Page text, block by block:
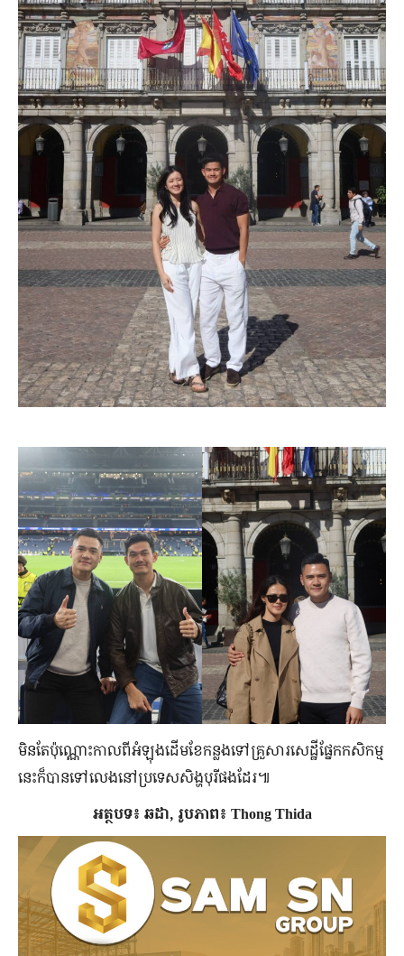
មិន​តែ​ប៉ុណ្ណោះ​កាលពី​អំឡុង​ដើម​ខែ​កន្លង​ទៅ​គ្រួសារ​សេដ្ឋី​ផ្នែក​កសិកម្ម​
នេះ​ក៏​បាន​ទៅលេង​នៅ​ប្រទេស​សិង្ហបុរី​ផង​ដែរ៕
អត្ថបទ៖ ឆដា, រូបភាព៖ Thong Thida